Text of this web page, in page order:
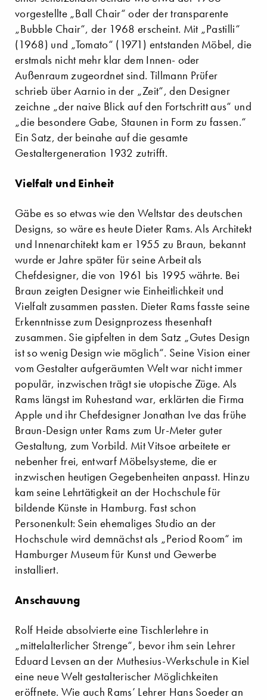
vorgestellte „Ball Chair“ oder der transparente
„Bubble Chair“, der 1968 erscheint. Mit „Pastilli“
(1968) und „Tomato“ (1971) entstanden Möbel, die
erstmals nicht mehr klar dem Innen- oder
Außenraum zugeordnet sind. Tillmann Prüfer
schrieb über Aarnio in der „Zeit“, den Designer
zeichne „der naive Blick auf den Fortschritt aus“ und
„die besondere Gabe, Staunen in Form zu fassen.“
Ein Satz, der beinahe auf die gesamte
Gestaltergeneration 1932 zutrifft.
Vielfalt und Einheit
Gäbe es so etwas wie den Weltstar des deutschen
Designs, so wäre es heute Dieter Rams. Als Architekt
und Innenarchitekt kam er 1955 zu Braun, bekannt
wurde er Jahre später für seine Arbeit als
Chefdesigner, die von 1961 bis 1995 währte. Bei
Braun zeigten Designer wie Einheitlichkeit und
Vielfalt zusammen passten. Dieter Rams fasste seine
Erkenntnisse zum Designprozess thesenhaft
zusammen. Sie gipfelten in dem Satz „Gutes Design
ist so wenig Design wie möglich“. Seine Vision einer
vom Gestalter aufgeräumten Welt war nicht immer
populär, inzwischen trägt sie utopische Züge. Als
Rams längst im Ruhestand war, erklärten die Firma
Apple und ihr Chefdesigner Jonathan Ive das frühe
Braun-Design unter Rams zum Ur-Meter guter
Gestaltung, zum Vorbild. Mit Vitsoe arbeitete er
nebenher frei, entwarf Möbelsysteme, die er
inzwischen heutigen Gegebenheiten anpasst. Hinzu
kam seine Lehrtätigkeit an der Hochschule für
bildende Künste in Hamburg. Fast schon
Personenkult: Sein ehemaliges Studio an der
Hochschule wird demnächst als „Period Room“ im
Hamburger Museum für Kunst und Gewerbe
installiert.
Anschauung
Rolf Heide absolvierte eine Tischlerlehre in
„mittelalterlicher Strenge“, bevor ihm sein Lehrer
Eduard Levsen an der Muthesius-Werkschule in Kiel
eine neue Welt gestalterischer Möglichkeiten
eröffnete. Wie auch Rams’ Lehrer Hans Soeder an